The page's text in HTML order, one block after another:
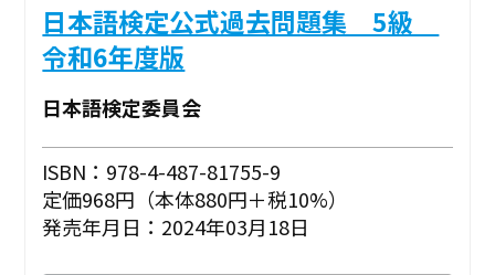
日本語検定公式過去問題集 5級
令和6年度版
日本語検定委員会
ISBN：978-4-487-81755-9
定価968円（本体880円＋税10%）
発売年月日：2024年03月18日